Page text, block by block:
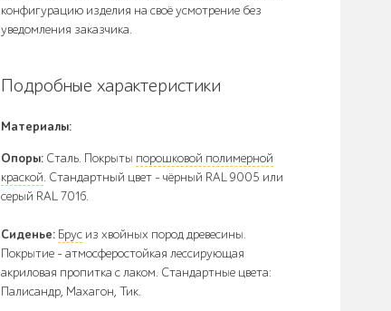
конфигурацию изделия на своё усмотрение без
уведомления заказчика.
Подробные характеристики
Материалы:
Опоры: Сталь. Покрыты порошковой полимерной
краской. Стандартный цвет – чёрный RAL 9005 или
серый RAL 7016.
Сиденье: Брус из хвойных пород древесины.
Покрытие - атмосферостойкая лессирующая
акриловая пропитка с лаком. Стандартные цвета:
Палисандр, Махагон, Тик.